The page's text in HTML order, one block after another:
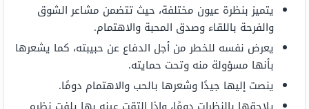
يتميز بنظرة عيون مختلفة، حيث تتضمن مشاعر الشوق
والفرحة باللقاء وصدق المحبة والاهتمام.
يعرض نفسه للخطر من أجل الدفاع عن حبيبته، كما يشعرها
بأنها مسؤولة منه وتحت حمايته.
ينصت إليها جيدًا وشعرها بالحب والاهتمام دومًا.